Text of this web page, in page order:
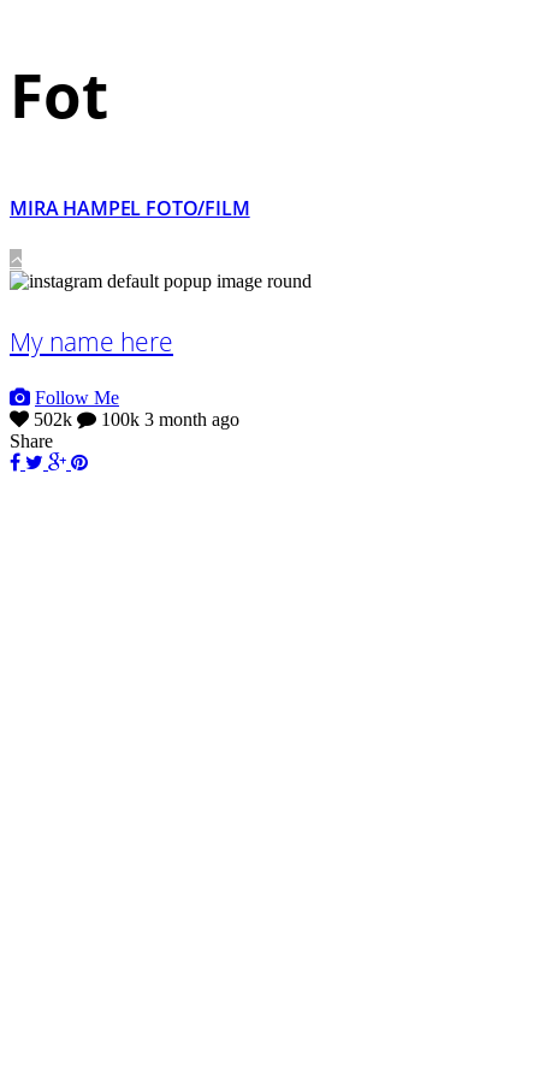
Fot
MIRA HAMPEL FOTO/FILM
My name here
Follow Me
502k
100k 3 month ago
Share